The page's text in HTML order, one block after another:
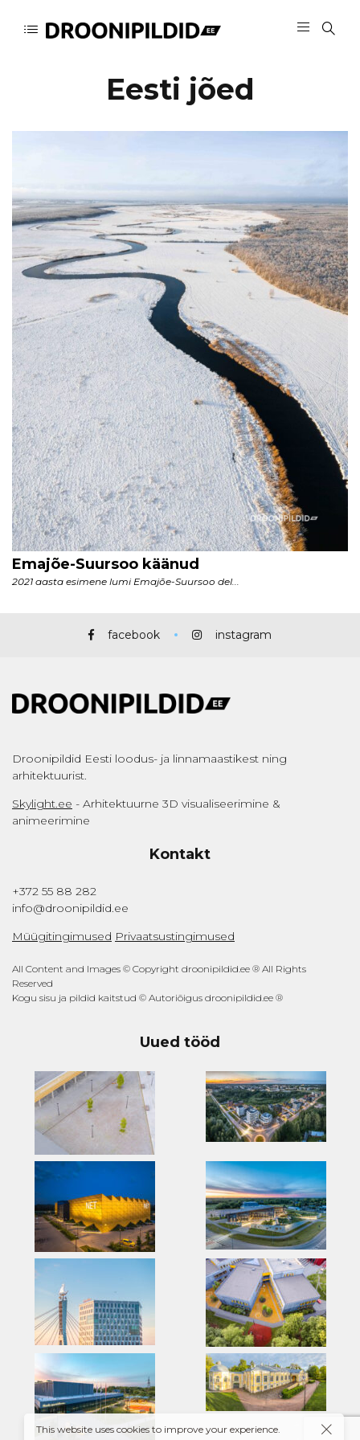
Eesti jõed
facebook instagram
Droonipildid Eesti loodus- ja linnamaastikest ning
arhitektuurist.
Skylight.ee - Arhitektuurne 3D visualiseerimine &
animeerimine
Kontakt
+372 55 88 282
info@droonipildid.ee
Müügitingimused Privaatsustingimused
All Content and Images © Copyright droonipildid.ee ® All Rights
Reserved
Kogu sisu ja pildid kaitstud © Autoriõigus droonipildid.ee ®
Uued tööd
This website uses cookies to improve your experience.